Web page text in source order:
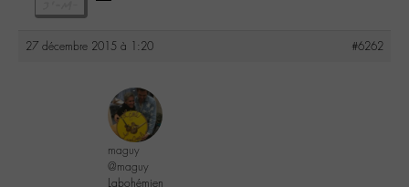
27 décembre 2015 à 1:20 #6262
maguy
@maguy
Labohémien